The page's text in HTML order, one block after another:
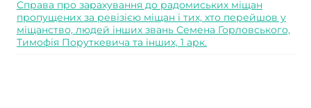
Справа про зарахування до радомиських міщан
пропущених за ревізією міщан і тих, хто перейшов у
міщанство, людей інших звань Семена Горловського,
Тимофія Поруткевича та інших, 1 арк.